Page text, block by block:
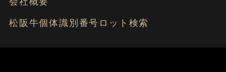
松阪牛個体識別番号ロット検索